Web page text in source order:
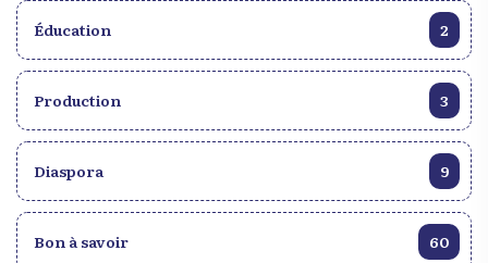
Éducation 2
Production 3
Diaspora 9
Bon à savoir 60